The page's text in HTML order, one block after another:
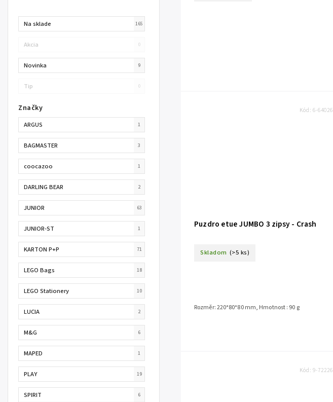
Na sklade 165
Akcia 0
Novinka 9
Tip 0
Značky
ARGUS 1
BAGMASTER 3
coocazoo 1
DARLING BEAR 2
JUNIOR 63
JUNIOR-ST 1
KARTON P+P 71
LEGO Bags 18
LEGO Stationery 10
LUCIA 2
M&G 6
MAPED 1
PLAY 19
SPIRIT 6
Puzdro etue JUMBO 3 zipsy - Crash
Skladom (>5 ks)
Rozměr: 220*80*80 mm, Hmotnost : 90 g
Kód:6-64026
Kód:9-72226